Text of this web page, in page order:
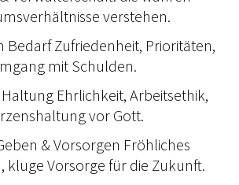
verstehen.
Bedarf Zufriedenheit, Prioritäten,
mit Schulden.
Haltung Ehrlichkeit, Arbeitsethik,
vor Gott.
& Vorsorgen Fröhliches
kluge Vorsorge für die Zukunft.